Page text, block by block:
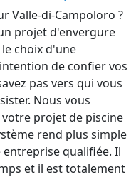
Valle-di-Campoloro ?
projet d'envergure
choix d'une
de confier vos
pas vers qui vous
Nous vous
projet de piscine
rend plus simple
qualifiée. Il
et il est totalement